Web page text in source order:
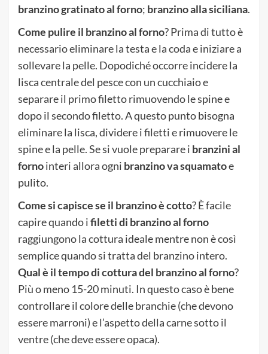
branzinogratinatoal forno; branzino alla siciliana.
Come pulire il branzino al forno? Prima di tutto è
necessario eliminare la testa e la coda e iniziare a
sollevare la pelle. Dopodiché occorre incidere la
lisca centrale del pesce con un cucchiaio e
separare il primo filetto rimuovendo le spine e
dopo il secondo filetto. A questo punto bisogna
eliminare la lisca, dividere i filetti e rimuovere le
spine e la pelle. Se si vuole preparare i branzini al
fornointeri allora ogni branzino va squamatoe
pulito.
Come si capisce se il branzino è cotto? È facile
capire quando ifiletti di branzino al forno
raggiungono la cottura ideale mentre non è così
semplice quando si tratta del branzino intero.
Qual è il tempo di cottura del branzino al forno?
Più o meno 15-20 minuti. In questo caso è bene
controllare il colore delle branchie (che devono
essere marroni) e l’aspetto della carne sotto il
ventre (che deve essere opaca).